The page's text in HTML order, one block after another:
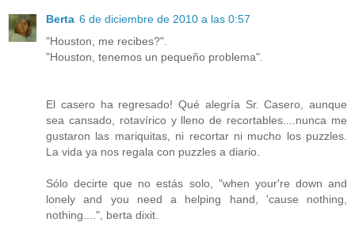
Berta 6 de diciembre de 2010 a las 0:57
"Houston, me recibes?".
"Houston, tenemos un pequeño problema".
El casero ha regresado! Qué alegría Sr. Casero, aunque
sea cansado, rotavírico y lleno de recortables....nunca me
gustaron las mariquitas, ni recortar ni mucho los puzzles.
La vida ya nos regala con puzzles a diario.
Sólo decirte que no estás solo, "when your're down and
lonely and you need a helping hand, 'cause nothing,
nothing....", berta dixit.